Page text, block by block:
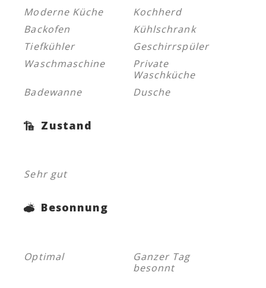
Moderne Küche
Kochherd
Backofen
Kühlschrank
Tiefkühler
Geschirrspüler
Waschmaschine
Private
Waschküche
Badewanne
Dusche
Zustand
Sehr gut
Besonnung
Optimal
Ganzer Tag
besonnt